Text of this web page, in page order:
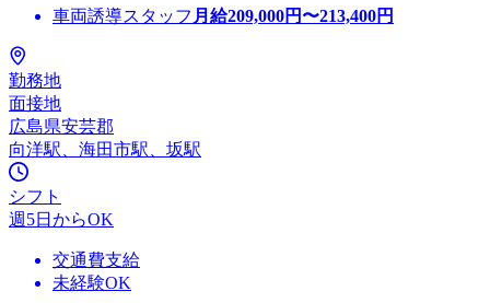
車両誘導スタッフ 月給209,000円〜213,400円
勤務地
面接地
広島県安芸郡
向洋駅、海田市駅、坂駅
シフト
週5日からOK
交通費支給
未経験OK